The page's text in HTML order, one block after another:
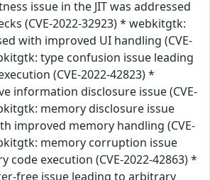
issue in the JIT was addressed
(CVE-2022-32923) * webkitgtk:
with improved UI handling (CVE-
type confusion issue leading
(CVE-2022-42823) *
information disclosure issue (CVE-
memory disclosure issue
improved memory handling (CVE-
memory corruption issue
code execution (CVE-2022-42863) *
free issue leading to arbitrary